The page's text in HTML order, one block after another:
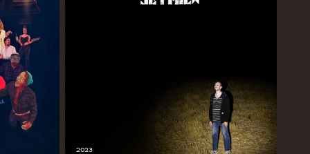
2023